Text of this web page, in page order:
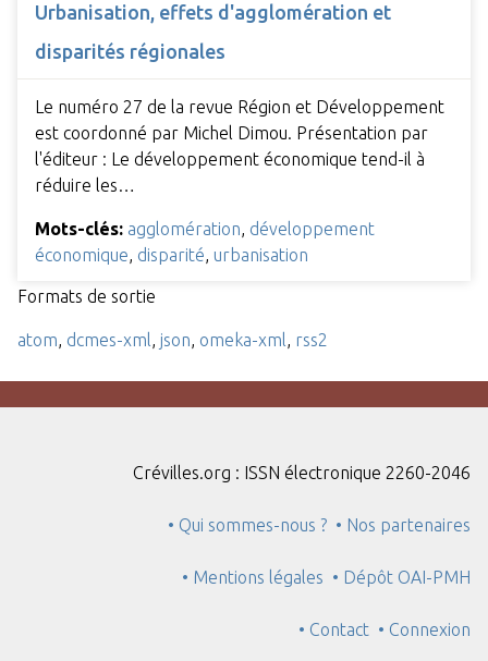
Urbanisation, effets d'agglomération et
disparités régionales
Le numéro 27 de la revue Région et Développement
est coordonné par Michel Dimou. Présentation par
l'éditeur : Le développement économique tend-il à
réduire les…
Mots-clés: agglomération, développement
économique, disparité, urbanisation
Formats de sortie
atom, dcmes-xml, json, omeka-xml, rss2
Crévilles.org : ISSN électronique 2260-2046
• Qui sommes-nous ? • Nos partenaires
• Mentions légales • Dépôt OAI-PMH
• Contact • Connexion